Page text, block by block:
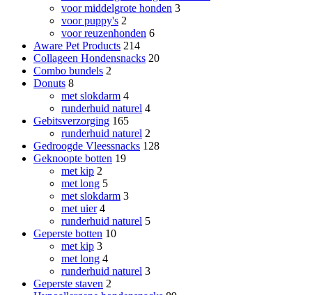
voor middelgrote honden 3
voor puppy's 2
voor reuzenhonden 6
Aware Pet Products 214
Collageen Hondensnacks 20
Combo bundels 2
Donuts 8
met slokdarm 4
runderhuid naturel 4
Gebitsverzorging 165
runderhuid naturel 2
Gedroogde Vleessnacks 128
Geknoopte botten 19
met kip 2
met long 5
met slokdarm 3
met uier 4
runderhuid naturel 5
Geperste botten 10
met kip 3
met long 4
runderhuid naturel 3
Geperste staven 2